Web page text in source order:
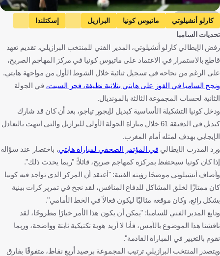
Getty Images
كارلو أنشيلوتي ماتيوس كونيا البرازيل
إسكتلندا
المغرب
اسكتلندا
المغرب هايتي كرة قدم
تحديات السامبا
رفض الإيطالي كارلو أنشيلوتي، المدير الفني للمنتخب البرازيلي، تقديم تعهد
قاطع بالاستمرار في الاعتماد على ماتيوس كونيا في مركز المهاجم الصريح،
على الرغم من نجاحه في تسجيل ثنائية خلال الشوط الأول من مواجهة هايتي.
ونجح السامبا في الفوز على هايتي بثلاثية نظيفة، فجر السبت، في الجولة
الثانية لحساب المجموعة الثالثة بالمونديال.
ودخل كونيا التشكيلة الأساسية كبديل لإيجور تياجو، بعد أن كان قد شارك
كبديل في الدقيقة 61 خلال مباراة الجولة الأولى للبرازيل والتي انتهت بالتعادل
الإيجابي بهدف لمثله أمام المغرب.
ورد المدرب الإيطالي في المؤتمر الصحفي لمباراة هايتي، باختصار عند سؤاله
إذا كان كونيا سيحتفظ بمركزه كمهاجم صريح، قائلاً: "ربما يحدث ذلك".
وأضاف أنشيلوتي موضحًا رؤيته الفنية: "أعتقد أن المركز الذي تواجد فيه كونيا
كان ممتازًا لخلق المشاكل للدفاع المنافس، لقد نجح في تمرير كرات بينية
بشكل رائع، وكان موقعه مثاليًا ليكون فعالاً في الخط الأمامي".
وتابع المدير الفني للسامبا: "يمكن أن يكون هذا الأمر خيارًا مطروحًا، لقد
ناقشنا هذا الموضوع بالأمس، فأنا لا أريد هوية تكتيكية ثابتة وواضحة، وربما
نقوم بالتغيير في المباراة القادمة".
ويتصدر المنتخب البرازيلي ترتيب المجموعة برصيد أربع نقاط، متفوقًا بفارق